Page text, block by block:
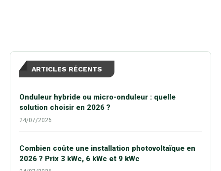
ARTICLES RÉCENTS
Onduleur hybride ou micro-onduleur : quelle
solution choisir en 2026 ?
24/07/2026
Combien coûte une installation photovoltaïque en
2026 ? Prix 3 kWc, 6 kWc et 9 kWc